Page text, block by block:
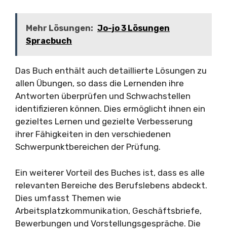
Mehr Lösungen: Jo-jo 3 Lösungen
Spracbuch
Das Buch enthält auch detaillierte Lösungen zu
allen Übungen, so dass die Lernenden ihre
Antworten überprüfen und Schwachstellen
identifizieren können. Dies ermöglicht ihnen ein
gezieltes Lernen und gezielte Verbesserung
ihrer Fähigkeiten in den verschiedenen
Schwerpunktbereichen der Prüfung.
Ein weiterer Vorteil des Buches ist, dass es alle
relevanten Bereiche des Berufslebens abdeckt.
Dies umfasst Themen wie
Arbeitsplatzkommunikation, Geschäftsbriefe,
Bewerbungen und Vorstellungsgespräche. Die